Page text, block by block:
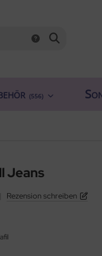
(556)
Jeans
Rezension schreiben